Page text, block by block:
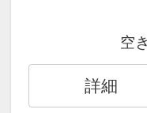
●「サンセット
沖縄では希少
め、インフィニ
※早期申込期
数の内訳・客
ン・氏名・人
があった場合
ません。
空
詳細